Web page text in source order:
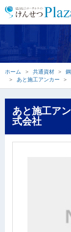
ホーム 共通資材
あと施工アンカー
あと施工ア
式会社